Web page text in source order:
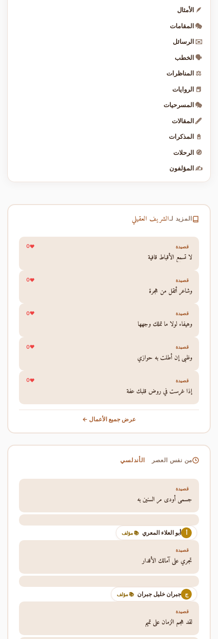
🪶 الأمثال
🎭 المقامات
✉️ الرسائل
🗣️ الخطب
⚖️ المناظرات
📕 الروايات
🎭 المسرحيات
🖋️ المقالات
📓 المذكرات
🧭 الرحلات
✍️ المؤلفون
المزيد لـالشريف العقيلي
قصيدة 0
لا تسمع الأقباط قافية
قصيدة 0
وشاعر أثقل من هجرة
قصيدة 0
وهيفاء لولا ما تملك وجهها
قصيدة 0
وظبي إن أطلت به حوازي
قصيدة 0
إذا غرست في روض قلبك عفة
عرض جميع الأعمال ←
من نفس العصر الأندلسي
قصيدة
جسمي أودى مر السنين به
أ أبو العلاء المعري 📚 مؤلف
قصيدة
تجري على آمالك الأقدار
ج جبران خليل جبران 📚 مؤلف
قصيدة
لقد هجم الزمان على تميم